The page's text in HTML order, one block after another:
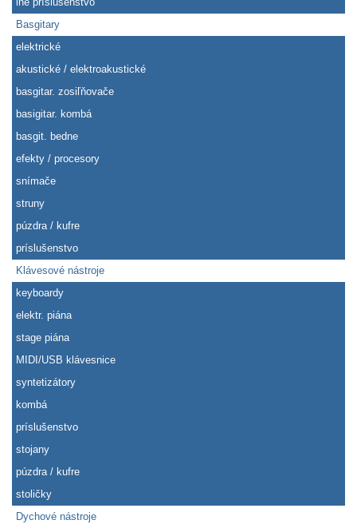
Basgitary
elektrické
akustické / elektroakustické
basgitar. zosiľňovače
basigitar. kombá
basgit. bedne
efekty / procesory
snímače
struny
púzdra / kufre
príslušenstvo
Klávesové nástroje
keyboardy
elektr. piána
stage piána
MIDI/USB klávesnice
syntetizátory
kombá
príslušenstvo
stojany
púzdra / kufre
stoličky
Dychové nástroje